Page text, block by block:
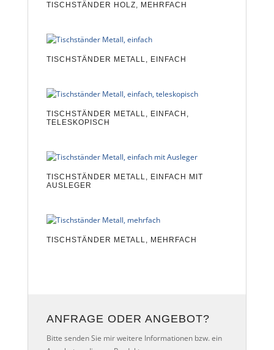
TISCHSTÄNDER HOLZ, MEHRFACH
TISCHSTÄNDER METALL, EINFACH
TISCHSTÄNDER METALL, EINFACH,
TELESKOPISCH
TISCHSTÄNDER METALL, EINFACH MIT
AUSLEGER
TISCHSTÄNDER METALL, MEHRFACH
ANFRAGE ODER ANGEBOT?
Bitte senden Sie mir weitere Informationen bzw. ein